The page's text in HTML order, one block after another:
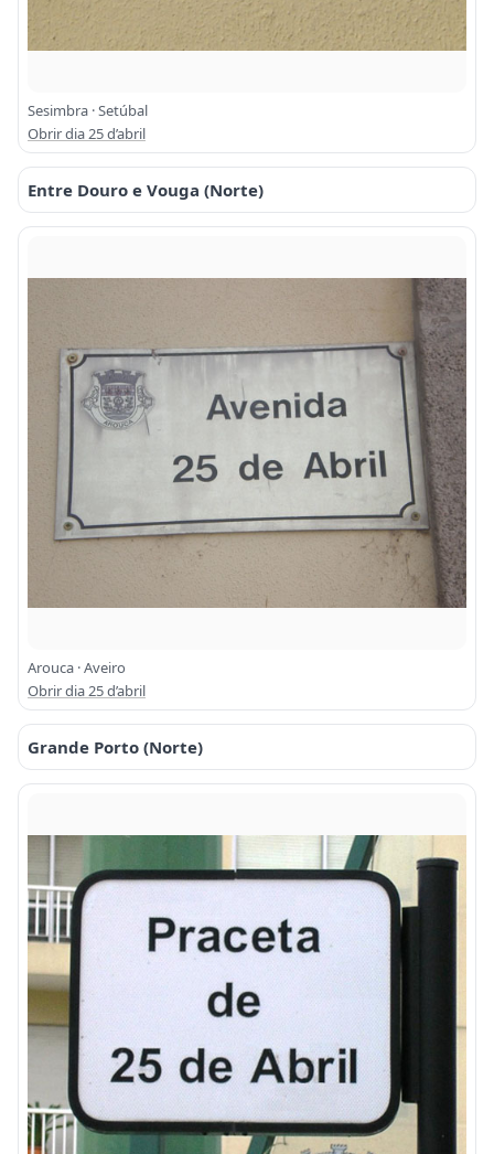
Sesimbra · Setúbal
Obrir dia 25 d’abril
Entre Douro e Vouga (Norte)
Arouca · Aveiro
Obrir dia 25 d’abril
Grande Porto (Norte)